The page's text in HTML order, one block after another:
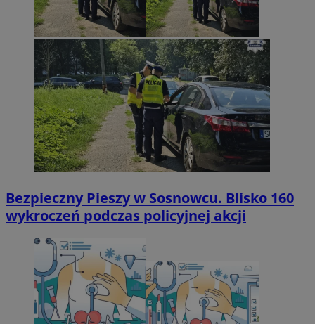
Bezpieczny Pieszy w Sosnowcu. Blisko 160
wykroczeń podczas policyjnej akcji